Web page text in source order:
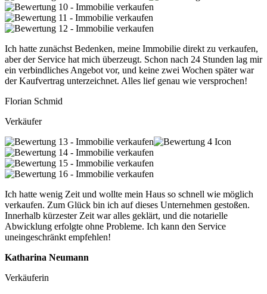
Ich hatte zunächst Bedenken, meine Immobilie direkt zu verkaufen,
aber der Service hat mich überzeugt. Schon nach 24 Stunden lag mir
ein verbindliches Angebot vor, und keine zwei Wochen später war
der Kaufvertrag unterzeichnet. Alles lief genau wie versprochen!
Florian Schmid
Verkäufer
Ich hatte wenig Zeit und wollte mein Haus so schnell wie möglich
verkaufen. Zum Glück bin ich auf dieses Unternehmen gestoßen.
Innerhalb kürzester Zeit war alles geklärt, und die notarielle
Abwicklung erfolgte ohne Probleme. Ich kann den Service
uneingeschränkt empfehlen!
Katharina Neumann
Verkäuferin